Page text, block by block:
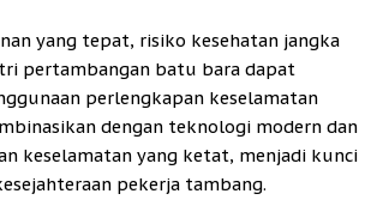
yang tepat, risiko kesehatan jangka
pertambangan batu bara dapat
perlengkapan keselamatan
dengan teknologi modern dan
keselamatan yang ketat, menjadi kunci
pekerja tambang.